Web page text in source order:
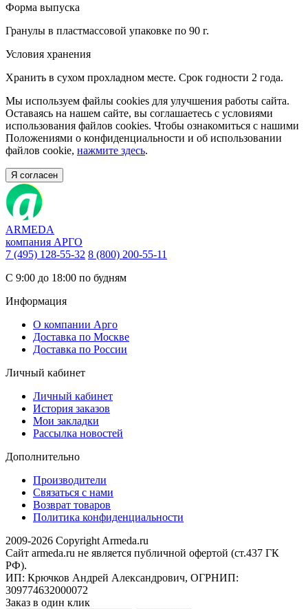
Форма выпуска
Гранулы в пластмассовой упаковке по 90 г.
Условия хранения
Хранить в сухом прохладном месте. Срок годности 2 года.
Мы используем файлы cookies для улучшения работы сайта.
Оставаясь на нашем сайте, вы соглашаетесь с условиями
использования файлов cookies. Чтобы ознакомиться с нашими
Положениями о конфиденциальности и об использовании
файлов cookie, нажмите здесь.
Я согласен
ARMEDA
компания АРГО
7 (495) 128-55-32 8 (800) 200-55-11
С 9:00 до 18:00 по будням
Информация
О компании Арго
Доставка по Москве
Доставка по России
Личный кабинет
Личный кабинет
История заказов
Мои закладки
Рассылка новостей
Дополнительно
Производители
Связаться с нами
Возврат товаров
Политика конфиденциальности
2009-2026 Copyright Armeda.ru
Сайт armeda.ru не является публичной офертой (ст.437 ГК
РФ).
ИП: Крючков Андрей Александрович, ОГРНИП:
309774632000072
Заказ в один клик